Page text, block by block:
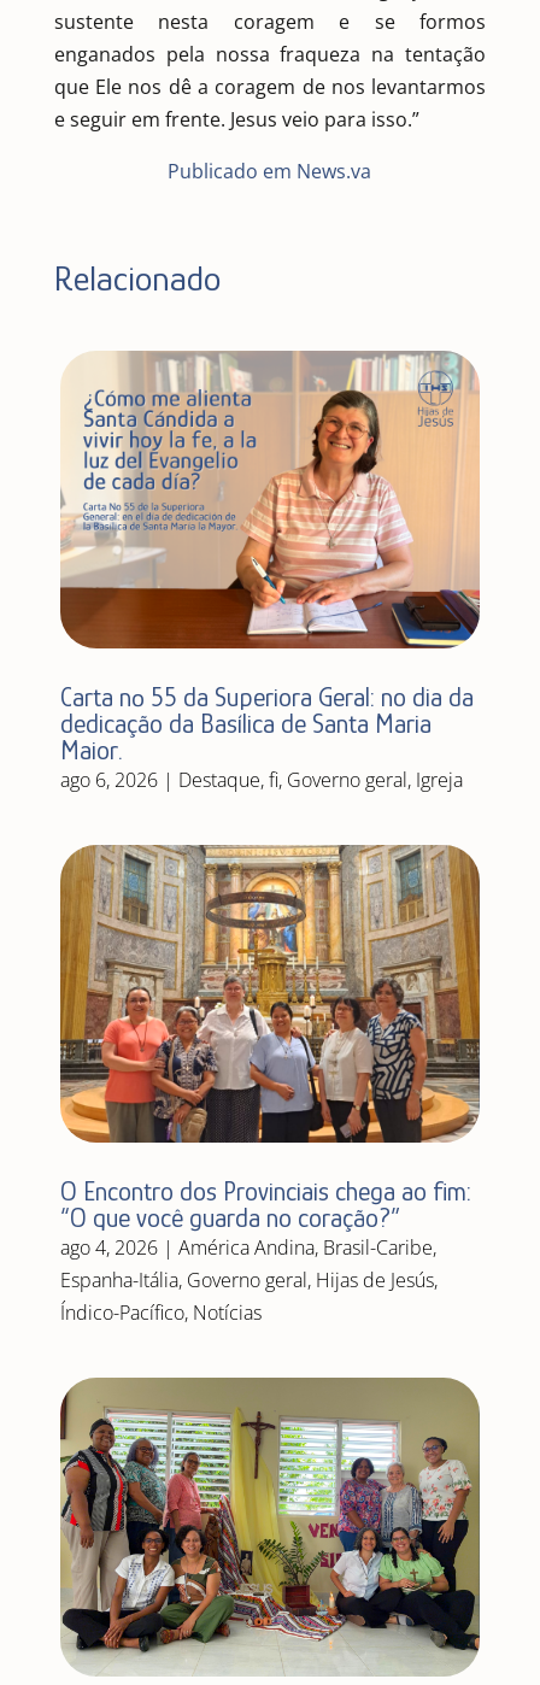
sustente nesta coragem e se formos
enganados pela nossa fraqueza na tentação
que Ele nos dê a coragem de nos levantarmos
e seguir em frente. Jesus veio para isso.”
Publicado em News.va
Relacionado
Carta nº 55 da Superiora Geral: no dia da
dedicação da Basílica de Santa Maria
Maior.
ago 6, 2026| Destaque,fi, Governo geral, Igreja
O Encontro dos Provinciais chega ao fim:
“O que você guarda no coração?”
ago 4, 2026| América Andina, Brasil-Caribe,
Espanha-Itália, Governo geral, Hijas de Jesús,
Índico-Pacífico, Notícias